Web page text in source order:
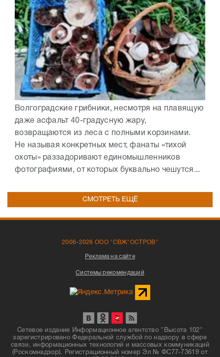
Волгоградские грибники, несмотря на плавящую
даже асфальт 40-градусную жару,
возвращаются из леса с полными корзинами.
Не называя конкретных мест, фанаты «тихой
охоты» раззадоривают единомышленников
фотографиями, от которых буквально чешутся...
СМОТРЕТЬ ЕЩЁ
2006-2026 ООО "СВЖ"ОСТРОВ"
Реклама на сайте
Системы рекомендаций
Сетевое издание Информационное агентство "Высота 102"
зарегистрировано Федеральной службой по надзору в сфере
связи, информационных технологий и массовых коммуникаций
(Роскомнадзор). Регистрационный номер Эл № ФС77-73619 от